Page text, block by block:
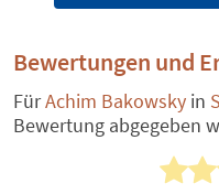
Bewertungen und
FürAchim Bakowsky in
Bewertung abgegeben